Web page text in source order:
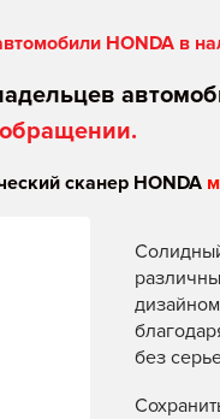
HONDA в
сканер HONDA
без